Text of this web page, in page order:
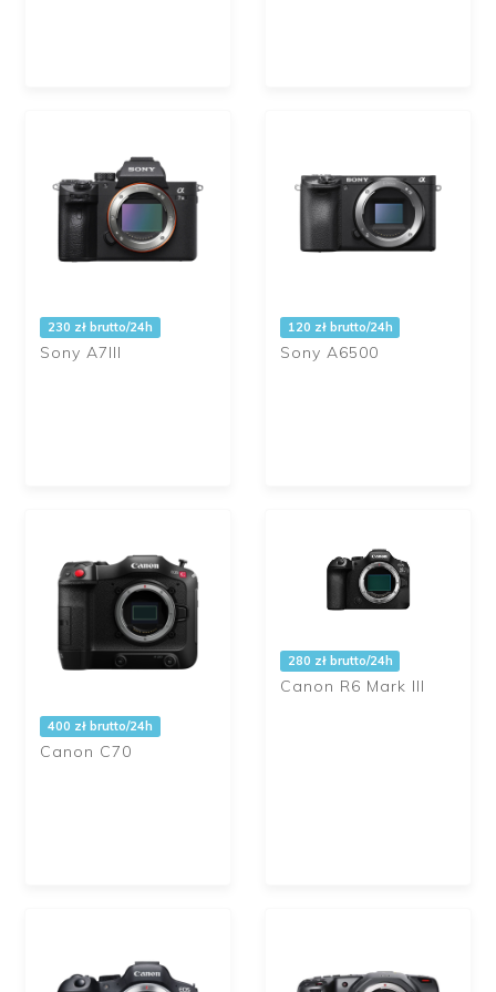
230 zł brutto/24h
Sony A7III
120 zł brutto/24h
Sony A6500
400 zł brutto/24h
Canon C70
280 zł brutto/24h
Canon R6 Mark III